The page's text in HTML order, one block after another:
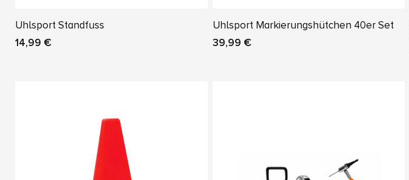
Uhlsport Standfuss
14,99 €
Uhlsport Markierungshütchen 40er Set
39,99 €